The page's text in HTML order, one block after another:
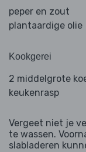
peper en zout
plantaardige olie
Kookgerei
2 middelgrote
keukenrasp
Vergeet niet je
te wassen.
slabladeren